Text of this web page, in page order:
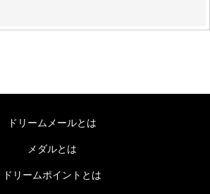
ドリームメールとは
メダルとは
ドリームポイントとは